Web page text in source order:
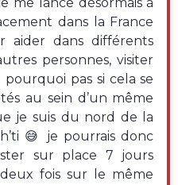
me lance désormais à
dans la France
aider dans différents
personnes, visiter
pas si cela se
au sein d’un même
je suis du nord de la
😅 je pourrais donc
sur place 7 jours
fois sur le même